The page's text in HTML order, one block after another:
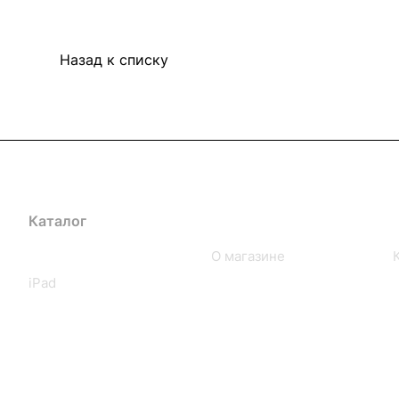
Назад к списку
Каталог
iPad
О магазине